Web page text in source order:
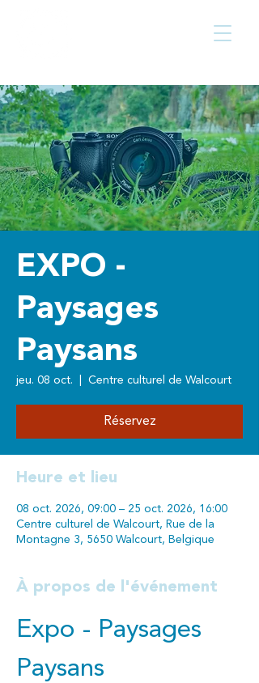
EXPO -
Paysages
Paysans
jeu. 08 oct. Centre culturel de Walcourt
Réservez
Heure et lieu
08 oct. 2026, 09:00 – 25 oct. 2026, 16:00
Centre culturel de Walcourt, Rue de la
Montagne 3, 5650 Walcourt, Belgique
À propos de l'événement
Expo - Paysages
Paysans